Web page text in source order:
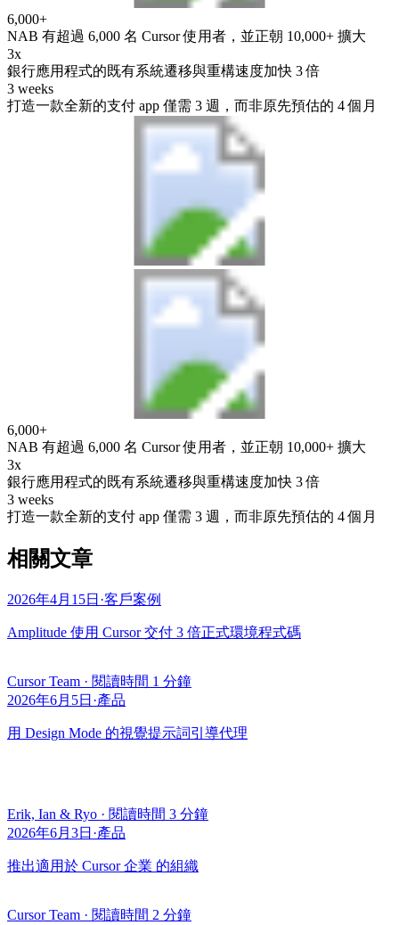
6,000+
NAB 有超過 6,000 名 Cursor 使用者，並正朝 10,000+ 擴大
3x
銀行應用程式的既有系統遷移與重構速度加快 3 倍
3 weeks
打造一款全新的支付 app 僅需 3 週，而非原先預估的 4 個月
6,000+
NAB 有超過 6,000 名 Cursor 使用者，並正朝 10,000+ 擴大
3x
銀行應用程式的既有系統遷移與重構速度加快 3 倍
3 weeks
打造一款全新的支付 app 僅需 3 週，而非原先預估的 4 個月
相關文章
2026年4月15日 ·客戶案例
Amplitude 使用 Cursor 交付 3 倍正式環境程式碼
Cursor Team · 閱讀時間 1 分鐘
2026年6月5日 ·產品
用 Design Mode 的視覺提示詞引導代理
Erik, Ian & Ryo · 閱讀時間 3 分鐘
2026年6月3日 ·產品
推出適用於 Cursor 企業 的組織
Cursor Team · 閱讀時間 2 分鐘